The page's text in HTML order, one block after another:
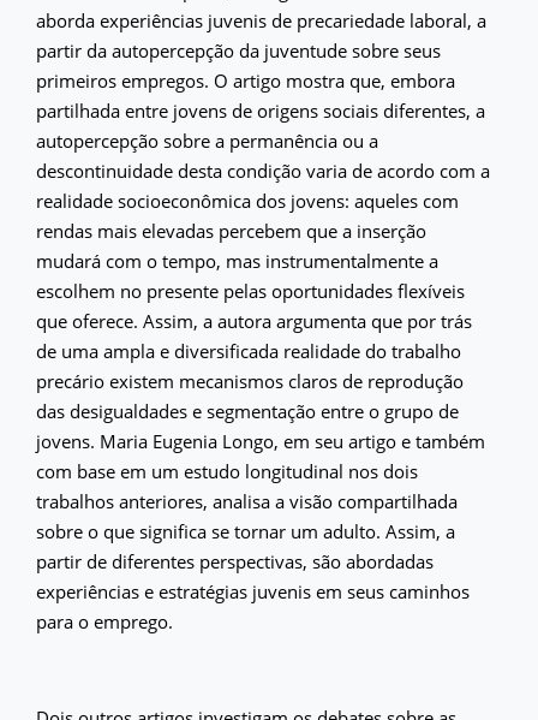
aborda experiências juvenis de precariedade laboral, a
partir da autopercepção da juventude sobre seus
primeiros empregos. O artigo mostra que, embora
partilhada entre jovens de origens sociais diferentes, a
autopercepção sobre a permanência ou a
descontinuidade desta condição varia de acordo com a
realidade socioeconômica dos jovens: aqueles com
rendas mais elevadas percebem que a inserção
mudará com o tempo, mas instrumentalmente a
escolhem no presente pelas oportunidades flexíveis
que oferece. Assim, a autora argumenta que por trás
de uma ampla e diversificada realidade do trabalho
precário existem mecanismos claros de reprodução
das desigualdades e segmentação entre o grupo de
jovens. Maria Eugenia Longo, em seu artigo e também
com base em um estudo longitudinal nos dois
trabalhos anteriores, analisa a visão compartilhada
sobre o que significa se tornar um adulto. Assim, a
partir de diferentes perspectivas, são abordadas
experiências e estratégias juvenis em seus caminhos
para o emprego.